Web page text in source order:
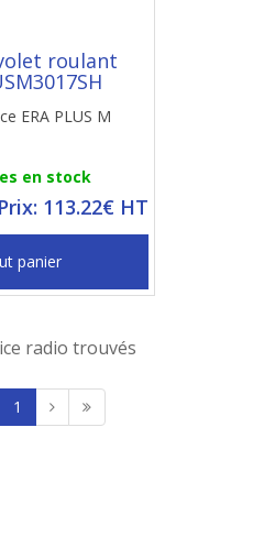
roulant
ERA PLUS M
en stock
Prix: 113.22€ HT
panier
radio trouvés
1